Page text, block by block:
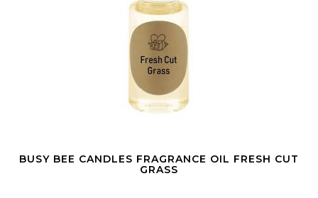
BUSY BEE CANDLES FRAGRANCE OIL FRESH CUT
GRASS